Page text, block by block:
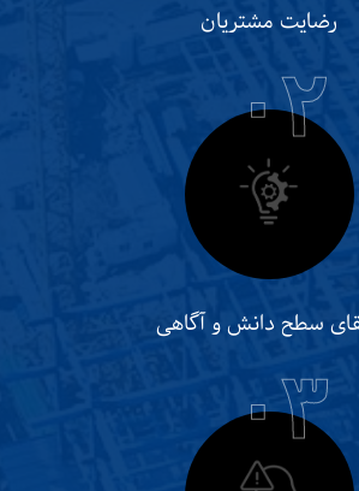
رضایت مشتریان
٠٢
سطح دانش و آگاهی
٠٣